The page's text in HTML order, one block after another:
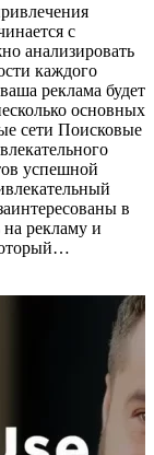
с
анализировать
каждого
реклама будет
основных
сети Поисковые
успешной
в
рекламу и